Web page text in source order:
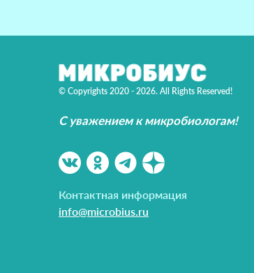
© Copyrights 2020 - 2026. All Rights Reserved!
С уважением к микробиологам!
Контактная информация
info@microbius.ru